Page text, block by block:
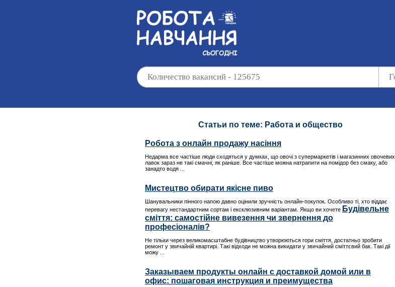
Статьи по теме: Работа и общество
Робота з онлайн продажу насіння
Недарма все частіше люди сходяться у думках, що овочі з супермаркетів і магазинних овочевих
лавок зараз не такі смачні, як раніше. Все частіше можна натрапити на помідор без смаку, або
занадто водя ...
Мистецтво обирати якісне пиво
Шанувальники пінного напою давно оцінили зручність онлайн-покупок. Особливо ті, хто віддає
перевагу нестандартним сортам і ексклюзивним варіантам. Якщо ви хочете Будівельне
сміття: самостійне вивезення чи звернення до
професіоналів?
Не тільки через великомасштабне будівництво утворюються гори сміття, достатньо зробити
ремонт у звичайній квартирі. Такі відходи не можна викидати у звичайний сміттєвий бак. Такі дії
можу ...
Заказываем продукты онлайн с доставкой домой или в
офис: пошаговая инструкция и преимущества